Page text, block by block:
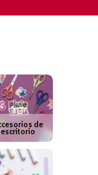
de
escritorio